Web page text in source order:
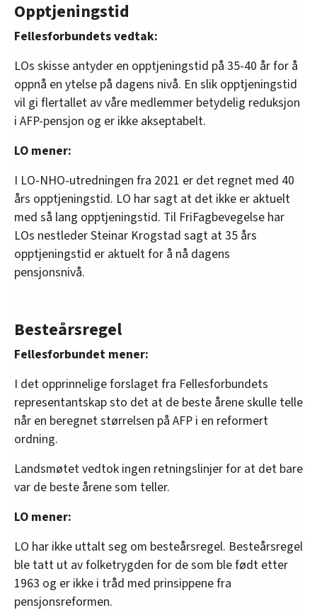
Opptjeningstid
Fellesforbundets vedtak:
LOs skisse antyder en opptjeningstid på 35-40 år for å
oppnå en ytelse på dagens nivå. En slik opptjeningstid
vil gi flertallet av våre medlemmer betydelig reduksjon
i AFP-pensjon og er ikke akseptabelt.
LO mener:
I LO-NHO-utredningen fra 2021 er det regnet med 40
års opptjeningstid. LO har sagt at det ikke er aktuelt
med så lang opptjeningstid. Til FriFagbevegelse har
LOs nestleder Steinar Krogstad sagt at 35 års
opptjeningstid er aktuelt for å nå dagens
pensjonsnivå.
Besteårsregel
Fellesforbundet mener:
I det opprinnelige forslaget fra Fellesforbundets
representantskap sto det at de beste årene skulle telle
når en beregnet størrelsen på AFP i en reformert
ordning.
Landsmøtet vedtok ingen retningslinjer for at det bare
var de beste årene som teller.
LO mener:
LO har ikke uttalt seg om besteårsregel. Besteårsregel
ble tatt ut av folketrygden for de som ble født etter
1963 og er ikke i tråd med prinsippene fra
pensjonsreformen.